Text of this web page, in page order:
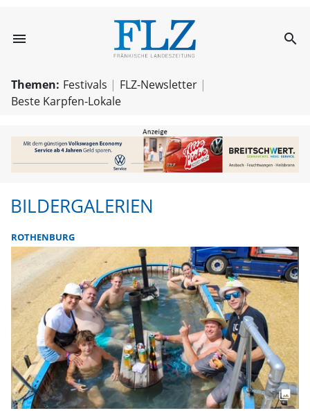
menu Bildergalerien |
search
Themen: Festivals
FLZ-Newsletter
Beste Karpfen-Lokale
BILDERGALERIEN
ROTHENBURG